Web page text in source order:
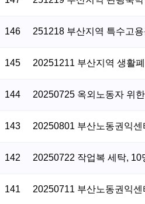
146 251218 부산지역 특수고
145 20251211 부산지역 생활
144 20250725 옥외노동자 위
143 20250801 부산노동권익
142 20250722 작업복 세탁,
141 20250711 부산노동권익